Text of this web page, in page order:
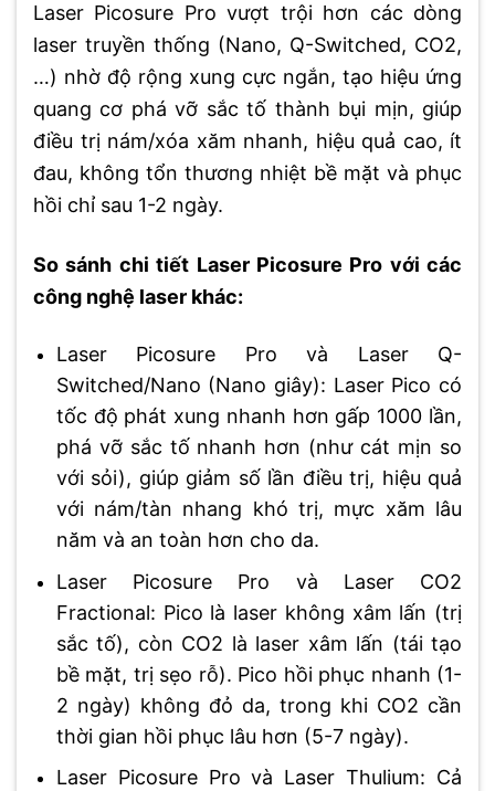
Laser Picosure Pro vượt trội hơn các dòng
laser truyền thống (Nano, Q-Switched, CO2,
…) nhờ độ rộng xung cực ngắn, tạo hiệu ứng
quang cơ phá vỡ sắc tố thành bụi mịn, giúp
điều trị nám/xóa xăm nhanh, hiệu quả cao, ít
đau, không tổn thương nhiệt bề mặt và phục
hồi chỉ sau 1-2 ngày.
So sánh chi tiết Laser Picosure Pro với các
công nghệ laser khác:
Laser Picosure Pro và Laser Q-
Switched/Nano (Nano giây): Laser Pico có
tốc độ phát xung nhanh hơn gấp 1000 lần,
phá vỡ sắc tố nhanh hơn (như cát mịn so
với sỏi), giúp giảm số lần điều trị, hiệu quả
với nám/tàn nhang khó trị, mực xăm lâu
năm và an toàn hơn cho da.
Laser Picosure Pro và Laser CO2
Fractional: Pico là laser không xâm lấn (trị
sắc tố), còn CO2 là laser xâm lấn (tái tạo
bề mặt, trị sẹo rỗ). Pico hồi phục nhanh (1-
2 ngày) không đỏ da, trong khi CO2 cần
thời gian hồi phục lâu hơn (5-7 ngày).
Laser Picosure Pro và Laser Thulium: Cả